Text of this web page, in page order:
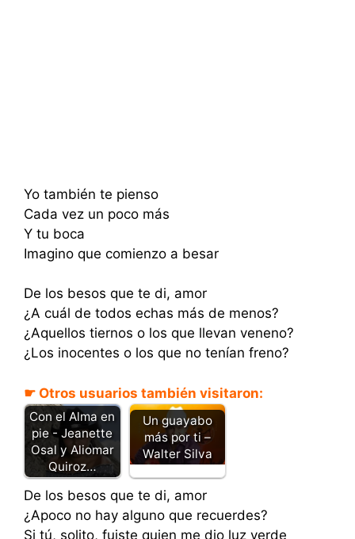
Yo también te pienso
Cada vez un poco más
Y tu boca
Imagino que comienzo a besar
De los besos que te di, amor
¿A cuál de todos echas más de menos?
¿Aquellos tiernos o los que llevan veneno?
¿Los inocentes o los que no tenían freno?
☛ Otros usuarios también visitaron:
Con el Alma en
pie - Jeanette
Osal y Aliomar
Quiroz…
Un guayabo
más por ti –
Walter Silva
De los besos que te di, amor
¿Apoco no hay alguno que recuerdes?
Si tú, solito, fuiste quien me dio luz verde